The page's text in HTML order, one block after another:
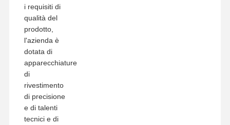
i requisiti di
qualità del
prodotto,
l'azienda è
dotata di
apparecchiature
di
rivestimento
di precisione
e di talenti
tecnici e di